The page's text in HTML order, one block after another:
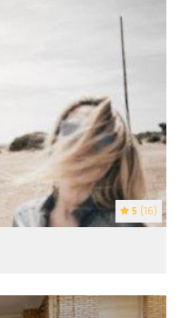
5 (16)